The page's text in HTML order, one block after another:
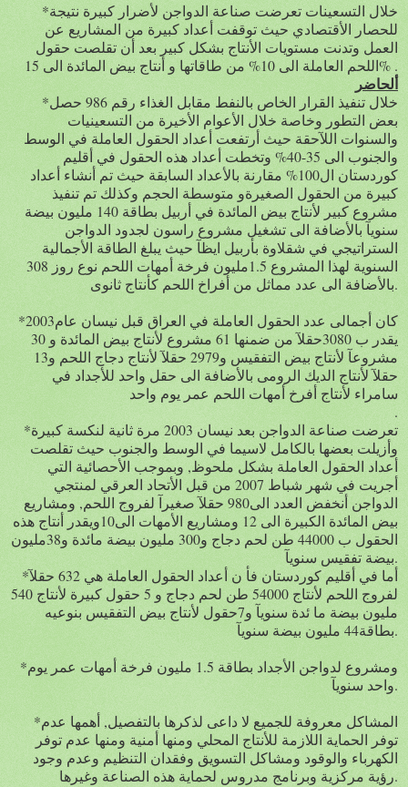
*خلال التسعينات تعرضت صناعة الدواجن لأضرار كبيرة نتيجة
للحصار الأقتصادي حيث توقفت أعداد كبيرة من المشاريع عن
العمل وتدنت مستويات الأنتاج بشكل كبير بعد أن تقلصت حقول
اللحم العاملة الى 10% من طاقاتها و أنتاج بيض المائدة الى 15% .
ألحاضر
*خلال تنفيذ القرار الخاص بالنفط مقابل الغذاء رقم 986 حصل
بعض التطور وخاصة خلال الأعوام الأخيرة من التسعينيات
والسنوات اللآحقة حيث أرتفعت أعداد الحقول العاملة في الوسط
والجنوب الى 35-40% وتخطت أعداد هذه الحقول في أقليم
كوردستان ال100% مقارنة بالأعداد السابقة حيث تم أنشاء أعداد
كبيرة من الحقول الصغيرةو متوسطة الحجم وكذلك تم تنفيذ
مشروع كبير لأنتاج بيض المائدة في أربيل بطاقة 140 مليون بيضة
سنويآ بالأضافة الى تشغيل مشروع راسون لجدود الدواجن
الستراتيجي في شقلاوة بأربيل ايظآ حيث يبلغ الطاقة الأجمالية
السنوية لهذا المشروع 1.5مليون فرخة أمهات اللحم نوع روز 308
بالأضافة الى عدد مماثل من أفراخ اللحم كأنتاج ثانوى.
*كان أجمالى عدد الحقول العاملة في العراق قبل نيسان عام2003
يقدر ب 3080حقلآ من ضمنها 61 مشروع لأنتاج بيض المائدة و 30
مشروعآ لأنتاج بيض التفقيس و2979 حقلآ لأنتاج دجاج اللحم و13
حقلآ لأنتاج الديك الرومى بالأضافة الى حقل واحد للأجداد في
سامراء لأنتاج أفرخ أمهات اللحم عمر يوم واحد
.
*تعرضت صناعة الدواجن بعد نيسان 2003 مرة ثانية لنكسة كبيرة
وأزيلت بعضها بالكامل لاسيما في الوسط والجنوب حيث تقلصت
أعداد الحقول العاملة بشكل ملحوظ, وبموجب الأحصائية التي
أجريت في شهر شباط 2007 من قبل الأتحاد العرقي لمنتجي
الدواجن أنخفض العدد الى980 حقلآ صغيرآ لفروج اللحم, ومشاريع
بيض المائدة الكبيرة الى 12 ومشاريع الأمهات الى10ويقدر أنتاج هذه
الحقول ب 44000 طن لحم دجاج و300 مليون بيضة مائدة و38مليون
بيضة تفقيس سنويآ.
*أما في أقليم كوردستان فأ ن أعداد الحقول العاملة هي 632 حقلآ
لفروج اللحم لأنتاج 54000 طن لحم دجاج و 5 حقول كبيرة لأنتاج 540
مليون بيضة ما ئدة سنويآ و7حقول لأنتاج بيض التفقيس بنوعيه
بطاقة44 مليون بيضة سنويآ.
*ومشروع لدواجن الأجداد بطاقة 1.5 مليون فرخة أمهات عمر يوم
واحد سنويآ.
*المشاكل معروفة للجميع لا داعى لذكرها بالتفصيل, أهمها عدم
توفر الحماية اللازمة للأنتاج المحلي ومنها أمنية ومنها عدم توفر
الكهرباء والوقود ومشاكل التسويق وفقدان التنظيم وعدم وجود
رؤية مركزية وبرنامج مدروس لحماية هذه الصناعة وغيرها.